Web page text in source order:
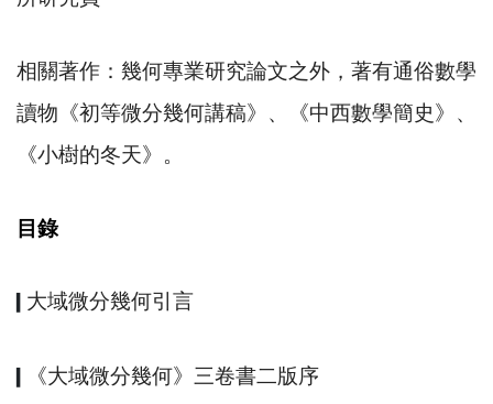
相關著作：幾何專業研究論文之外，著有通俗數學
讀物《初等微分幾何講稿》、《中西數學簡史》、
《小樹的冬天》。
目錄
大域微分幾何引言
《大域微分幾何》三卷書二版序